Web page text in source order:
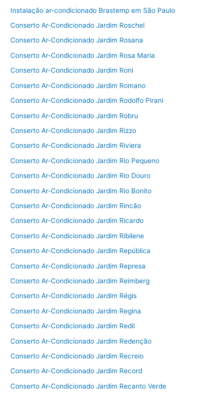
Instalação ar-condicionado Brastemp em São Paulo
Conserto Ar-Condicionado Jardim Roschel
Conserto Ar-Condicionado Jardim Rosana
Conserto Ar-Condicionado Jardim Rosa Maria
Conserto Ar-Condicionado Jardim Roni
Conserto Ar-Condicionado Jardim Romano
Conserto Ar-Condicionado Jardim Rodolfo Pirani
Conserto Ar-Condicionado Jardim Robru
Conserto Ar-Condicionado Jardim Rizzo
Conserto Ar-Condicionado Jardim Riviera
Conserto Ar-Condicionado Jardim Rio Pequeno
Conserto Ar-Condicionado Jardim Rio Douro
Conserto Ar-Condicionado Jardim Rio Bonito
Conserto Ar-Condicionado Jardim Rincão
Conserto Ar-Condicionado Jardim Ricardo
Conserto Ar-Condicionado Jardim Ribilene
Conserto Ar-Condicionado Jardim República
Conserto Ar-Condicionado Jardim Represa
Conserto Ar-Condicionado Jardim Reimberg
Conserto Ar-Condicionado Jardim Régis
Conserto Ar-Condicionado Jardim Regina
Conserto Ar-Condicionado Jardim Redil
Conserto Ar-Condicionado Jardim Redenção
Conserto Ar-Condicionado Jardim Recreio
Conserto Ar-Condicionado Jardim Record
Conserto Ar-Condicionado Jardim Recanto Verde